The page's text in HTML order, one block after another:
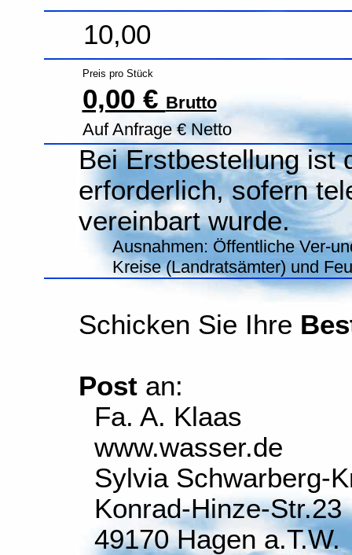
10,00
Preis pro Stück
0,00 € Brutto
Auf Anfrage € Netto
Bei Erstbestellung ist
erforderlich, sofern
vereinbart wurde.
Ausnahmen: Öffentliche Ver-
Kreise (Landratsämter) und
Schicken Sie Ihre
Postan:
Fa. A. Klaas
www.wasser.de
Sylvia Schwarberg-
Konrad-Hinze-Str.23
49170 Hagen a.T.W.